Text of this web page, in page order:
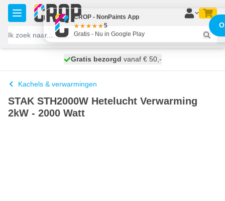
Ga naar de inhoud
maandag bezorgd
Gratis bezorgd vanaf € 50,-
100 dagen
Kachels & verwarmingen
STAK STH2000W Hetelucht Verwarming
2kW - 2000 Watt
CROP - NonPaints App
5
Gratis - Nu in Google Play